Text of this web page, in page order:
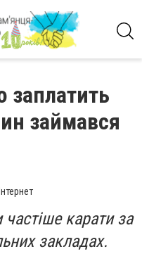
заплатить
займався
карати за
закладах.